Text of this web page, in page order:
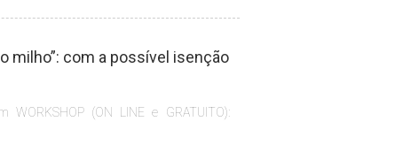
milho”: com a possível isenção
WORKSHOP (ON LINE e GRATUITO):